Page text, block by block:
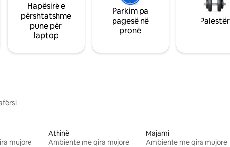
Hapësirë e
përshtatshme
pune për
laptop
Parkim pa
pagesë në
pronë
Palestër
mujore
Athinë
Ambiente me qira mujore
Majami
Ambiente me qira mujore